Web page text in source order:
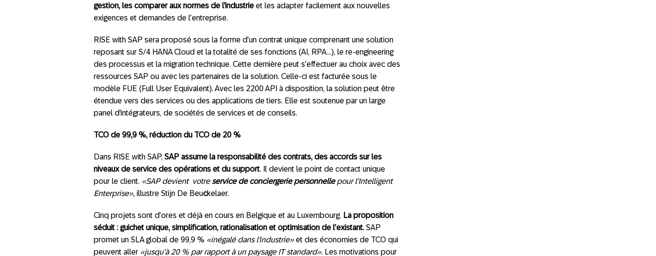
gestion, les comparer aux normes de l’industrie et les adapter facilement aux nouvelles
exigences et demandes de l’entreprise.
RISE with SAP sera proposé sous la forme d’un contrat unique comprenant une solution
reposant sur S/4 HANA Cloud et la totalité de ses fonctions (AI, RPA…), le re-engineering
des processus et la migration technique. Cette dernière peut s’effectuer au choix avec des
ressources SAP ou avec les partenaires de la solution. Celle-ci est facturée sous le
modèle FUE (Full User Equivalent). Avec les 2200 API à disposition, la solution peut être
étendue vers des services ou des applications de tiers. Elle est soutenue par un large
panel d’intégrateurs, de sociétés de services et de conseils.
TCO de 99,9 %, réduction du TCO de 20 %
Dans RISE with SAP, SAP assume la responsabilité des contrats, des accords sur les
niveaux de service des opérations et du support. Il devient le point de contact unique
pour le client. «SAP devient votreservice de conciergerie personnellepour l’Intelligent
Enterprise», illustre Stijn De Beuckelaer.
Cinq projets sont d’ores et déjà en cours en Belgique et au Luxembourg. La proposition
séduit : guichet unique, simplification, rationalisation et optimisation de l’existant. SAP
promet un SLA global de 99,9 % «inégalé dans l’industrie»et des économies de TCO qui
peuvent aller «jusqu’à 20 % par rapport à un paysage IT standard». Les motivations pour